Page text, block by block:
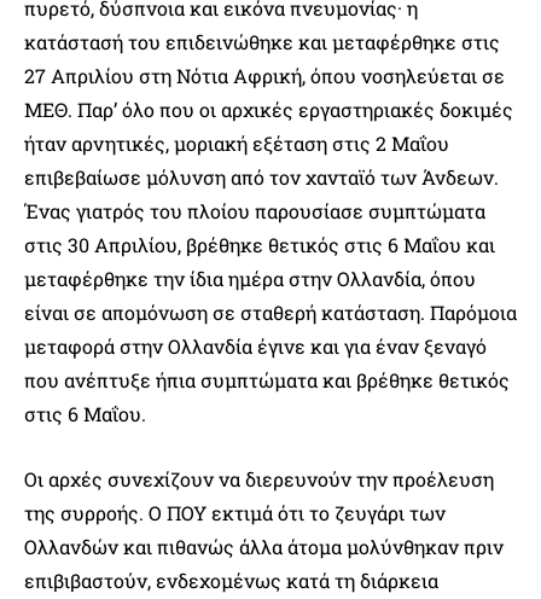
πυρετό, δύσπνοια και εικόνα πνευμονίας· η
κατάστασή του επιδεινώθηκε και μεταφέρθηκε στις
27 Απριλίου στη Νότια Αφρική, όπου νοσηλεύεται σε
ΜΕΘ. Παρ’ όλο που οι αρχικές εργαστηριακές δοκιμές
ήταν αρνητικές, μοριακή εξέταση στις 2 Μαΐου
επιβεβαίωσε μόλυνση από τον χανταϊό των Άνδεων.
Ένας γιατρός του πλοίου παρουσίασε συμπτώματα
στις 30 Απριλίου, βρέθηκε θετικός στις 6 Μαΐου και
μεταφέρθηκε την ίδια ημέρα στην Ολλανδία, όπου
είναι σε απομόνωση σε σταθερή κατάσταση. Παρόμοια
μεταφορά στην Ολλανδία έγινε και για έναν ξεναγό
που ανέπτυξε ήπια συμπτώματα και βρέθηκε θετικός
στις 6 Μαΐου.
Οι αρχές συνεχίζουν να διερευνούν την προέλευση
της συρροής. Ο ΠΟΥ εκτιμά ότι το ζευγάρι των
Ολλανδών και πιθανώς άλλα άτομα μολύνθηκαν πριν
επιβιβαστούν, ενδεχομένως κατά τη διάρκεια